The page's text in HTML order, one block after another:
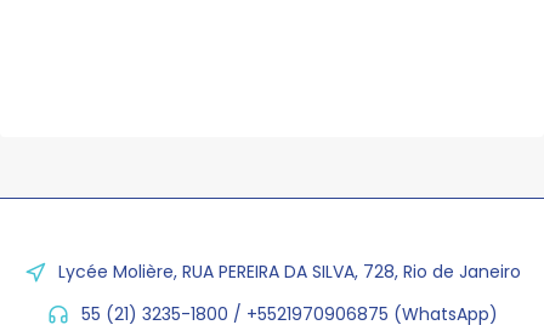
Lycée Molière, RUA PEREIRA DA SILVA, 728, Rio de Janeiro
55 (21) 3235-1800 / +5521970906875 (WhatsApp)